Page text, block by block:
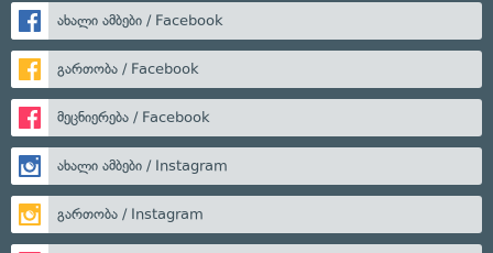
ახალი ამბები / Facebook
გართობა / Facebook
მეცნიერება / Facebook
ახალი ამბები / Instagram
გართობა / Instagram